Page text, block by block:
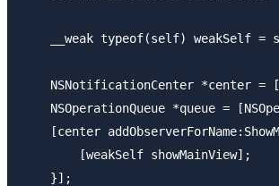
__weak typeof(self) weakSelf =
NSNotificationCenter *center =
NSOperationQueue *queue =
[center
        [weakSelf showMainView];
    }];